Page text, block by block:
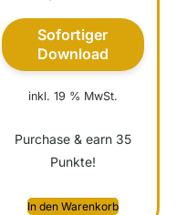
Sofortiger
Download
inkl. 19 % MwSt.
Purchase & earn 35
Punkte!
In den Warenkorb